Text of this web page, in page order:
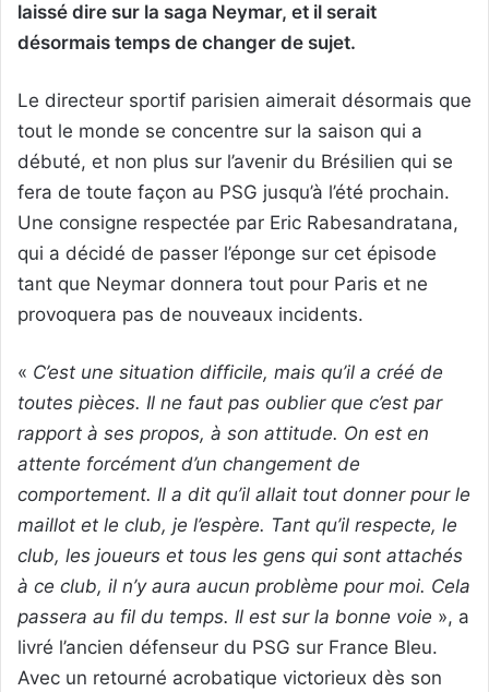
laissé dire sur la saga Neymar, et il serait
désormais temps de changer de sujet.
Le directeur sportif parisien aimerait désormais que
tout le monde se concentre sur la saison qui a
débuté, et non plus sur l’avenir du Brésilien qui se
fera de toute façon au PSG jusqu’à l’été prochain.
Une consigne respectée par Eric Rabesandratana,
qui a décidé de passer l’éponge sur cet épisode
tant que Neymar donnera tout pour Paris et ne
provoquera pas de nouveaux incidents.
« C’est une situation difficile, mais qu’il a créé de
toutes pièces. Il ne faut pas oublier que c’est par
rapport à ses propos, à son attitude. On est en
attente forcément d’un changement de
comportement. Il a dit qu’il allait tout donner pour le
maillot et le club, je l’espère. Tant qu’il respecte, le
club, les joueurs et tous les gens qui sont attachés
à ce club, il n’y aura aucun problème pour moi. Cela
passera au fil du temps. Il est sur la bonne voie », a
livré l’ancien défenseur du PSG sur France Bleu.
Avec un retourné acrobatique victorieux dès son